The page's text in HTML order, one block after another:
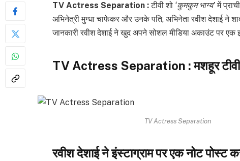
TV Actress Separation :टीवी शो ‘कुमकुम भाग्य’में
अभिनेत्री मुग्धा चाफेकर और उनके पति, अभिनेता रवीश देशाई ने
जानकारी रवीश देशाई ने खुद अपने सोशल मीडिया अकाउंट पर एक
TV Actress Separation : मशहूर टीवी
TV Actress Separation
रवीश देशाई ने इंस्टाग्राम पर एक नोट पोस्ट